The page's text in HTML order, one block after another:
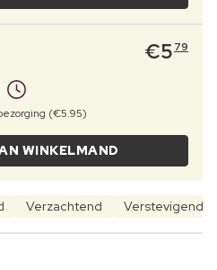
€5 79
(€5.95)
WINKELMAND
Verzachtend Verstevigend